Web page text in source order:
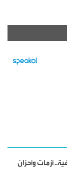
أزمات وأحزان